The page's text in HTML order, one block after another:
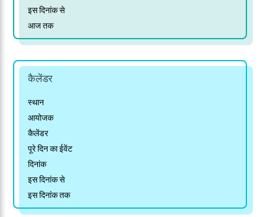
इस दिनांक से
आज तक
कैलेंडर
स्थान
आयोजक
कैलेंडर
पूरे दिन का ईवेंट
दिनांक
इस दिनांक से
इस दिनांक तक